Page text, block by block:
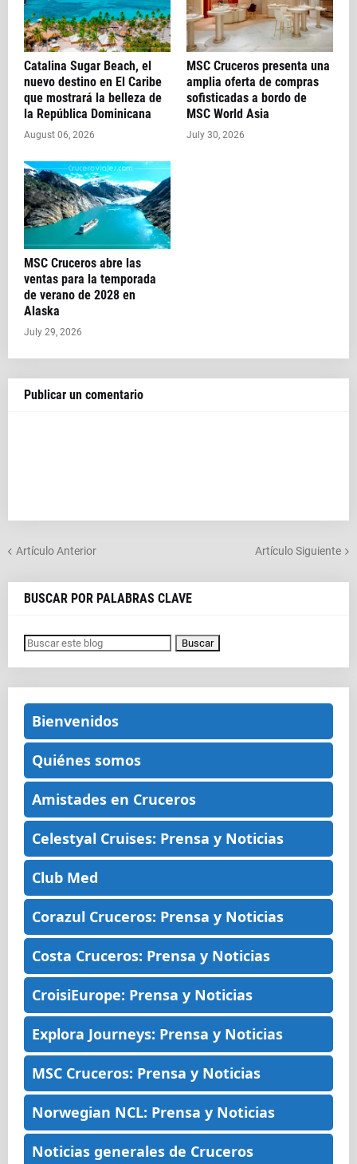
Catalina Sugar Beach, el
nuevo destino en El Caribe
que mostrará la belleza de
la República Dominicana
August 06, 2026
MSC Cruceros presenta una
amplia oferta de compras
sofisticadas a bordo de
MSC World Asia
July 30, 2026
MSC Cruceros abre las
ventas para la temporada
de verano de 2028 en
Alaska
July 29, 2026
Publicar un comentario
Artículo Anterior Artículo Siguiente
BUSCAR POR PALABRAS CLAVE
Bienvenidos
Quiénes somos
Amistades en Cruceros
Celestyal Cruises: Prensa y Noticias
Club Med
Corazul Cruceros: Prensa y Noticias
Costa Cruceros: Prensa y Noticias
CroisiEurope: Prensa y Noticias
Explora Journeys: Prensa y Noticias
MSC Cruceros: Prensa y Noticias
Norwegian NCL: Prensa y Noticias
Noticias generales de Cruceros